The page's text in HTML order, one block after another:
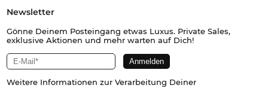
Newsletter
Gönne Deinem Posteingang etwas Luxus. Private Sales,
exklusive Aktionen und mehr warten auf Dich!
Weitere Informationen zur Verarbeitung Deiner